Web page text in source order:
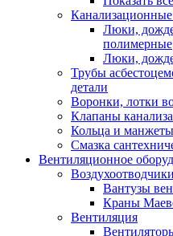
Люки,
полимерные
Люки,
Трубы
детали
Воронки, лотки
Клапаны
Кольца и манжеты
Смазка
Вентиляционное
Воздухоотводчики
Вантузы
Краны
Вентиляция